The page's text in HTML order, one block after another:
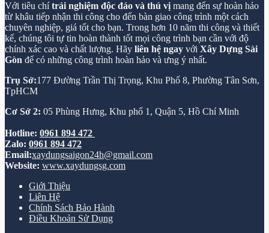
Với tiêu chítrải nghiệm độc đáo và thú vị mang đến sự hoàn hảo
từ khâu tiếp nhận thi công cho đến bàn giao công trình một cách
chuyên nghiệp, giá tốt cho bạn. Trong hơn 10 năm thi công và thiết
kế, chúng tôi tự tin hoàn thành tốt mọi công trình bạn cần với độ
chính xác cao và chất lượng. Hãy liên hệ ngay với Xây Dựng Sài
Gòn để có những công trình hoàn hảo và ưng ý nhất.
Trụ Sở:177 Đường Trần Thị Trọng, Khu Phố 8, Phường Tân Sơn,
TpHCM
Cơ Sở 2: 05 Phùng Hưng, Khu phố 1, Quận 5, Hồ Chí Minh
Hotline: 0961 894 472
Zalo: 0961 894 472
Email:xaydungsaigon24h@gmail.com
Website: www.xaydungsg.com
Giới Thiệu
Liên Hệ
Chính Sách Bảo Hành
Điều Khoản Sử Dụng